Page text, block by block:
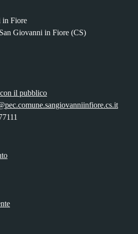
in Fiore
Giovanni in Fiore (CS)
il pubblico